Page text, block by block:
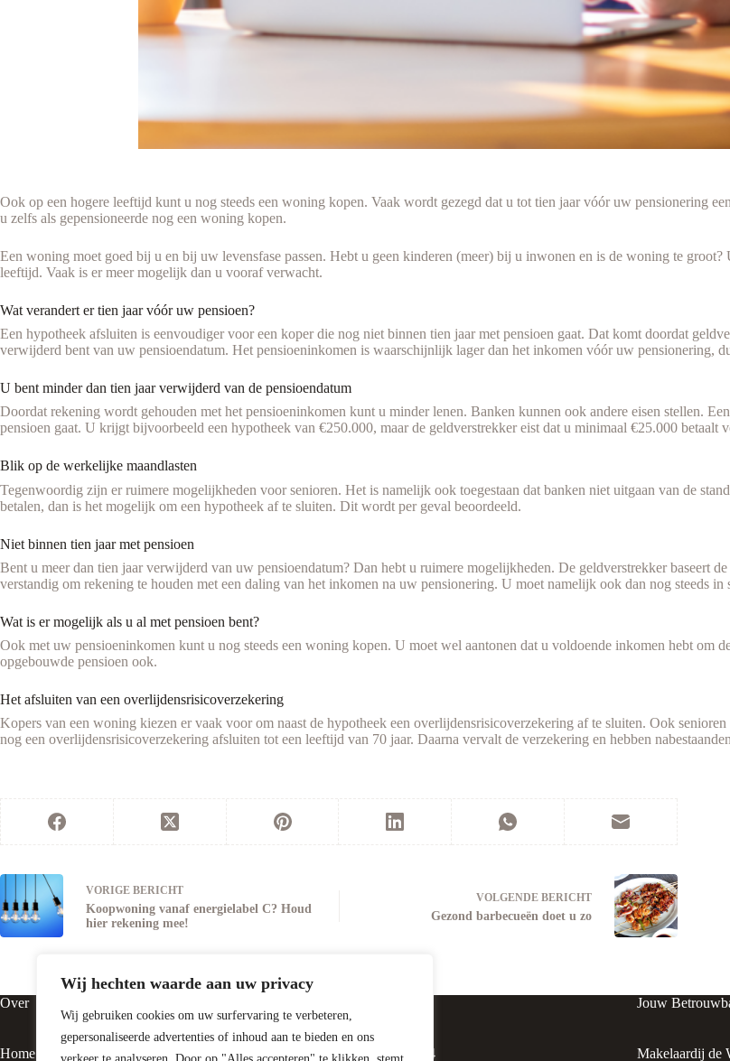
Wij hechten waarde aan uw privacy
Wij gebruiken cookies om uw surfervaring te verbeteren,
gepersonaliseerde advertenties of inhoud aan te bieden en ons
Ook op een hogere leeftijd kunt u nog steeds een woning kopen. Vaak wordt gezegd dat u tot tien jaar vóór uw pensionering
u zelfs als gepensioneerde nog een woning kopen.
Een woning moet goed bij u en bij uw levensfase passen. Hebt u geen kinderen (meer) bij u inwonen en is de woning te
leeftijd. Vaak is er meer mogelijk dan u vooraf verwacht.
Wat verandert er tien jaar vóór uw pensioen?
Een hypotheek afsluiten is eenvoudiger voor een koper die nog niet binnen tien jaar met pensioen gaat. Dat komt doordat
verwijderd bent van uw pensioendatum. Het pensioeninkomen is waarschijnlijk lager dan het inkomen vóór uw pensionering,
U bent minder dan tien jaar verwijderd van de pensioendatum
Doordat rekening wordt gehouden met het pensioeninkomen kunt u minder lenen. Banken kunnen ook andere eisen stellen.
pensioen gaat. U krijgt bijvoorbeeld een hypotheek van €250.000, maar de geldverstrekker eist dat u minimaal €25.000 betaalt
Blik op de werkelijke maandlasten
Tegenwoordig zijn er ruimere mogelijkheden voor senioren. Het is namelijk ook toegestaan dat banken niet uitgaan van de
betalen, dan is het mogelijk om een hypotheek af te sluiten. Dit wordt per geval beoordeeld.
Niet binnen tien jaar met pensioen
Bent u meer dan tien jaar verwijderd van uw pensioendatum? Dan hebt u ruimere mogelijkheden. De geldverstrekker baseert
verstandig om rekening te houden met een daling van het inkomen na uw pensionering. U moet namelijk ook dan nog steeds in
Wat is er mogelijk als u al met pensioen bent?
Ook met uw pensioeninkomen kunt u nog steeds een woning kopen. U moet wel aantonen dat u voldoende inkomen hebt om
opgebouwde pensioen ook.
Het afsluiten van een overlijdensrisicoverzekering
Kopers van een woning kiezen er vaak voor om naast de hypotheek een overlijdensrisicoverzekering af te sluiten. Ook
nog een overlijdensrisicoverzekering afsluiten tot een leeftijd van 70 jaar. Daarna vervalt de verzekering en hebben
VORIGE BERICHT
Koopwoning vanaf energielabel C? Houd
hier rekening mee!
VOLGENDE BERICHT
Gezond barbecueën doet u zo
Over
Home Vluchtheuvelstraat 4
Jouw
Makelaardij de